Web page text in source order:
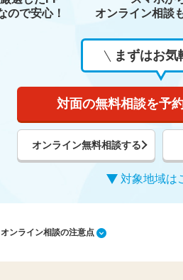
ので安心！
オンライン相談
まずはお気
対面の無料相談を予
オンライン無料相談する
対象地域は
ンライン相談の注意点